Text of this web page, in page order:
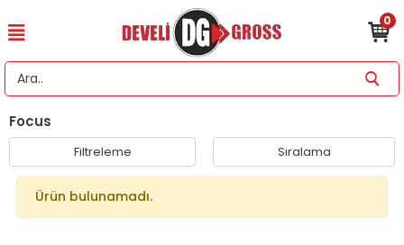
0
Focus
Filtreleme Sıralama
Ürün bulunamadı.